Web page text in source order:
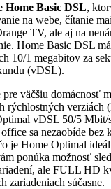
Home Basic DSL,
na webe, čítanie
TV, ale aj na
Home Basic DSL
10/1 megabitov za
(vDSL).
väčšiu domácnosť
rýchlostných verziách
vDSL 50/5 Mbit/
sa nezaobíde bez
je Home Optimal
ponúka možnosť
ale FULL HD
zariadeniach súčasne.